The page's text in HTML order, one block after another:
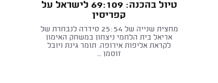
טיול בהכנה: 69:109 לישראל על
קפריסין
מחצית שנייה של 25:54 סידרה לנבחרת של
אריאל בית הלחמי ניצחון במשחק האימון
לקראת אליפות אירופה. תומר גינת ויובל
זוסמן ...